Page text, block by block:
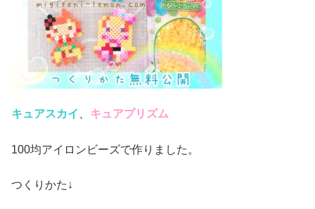
キュアスカイ キュアプリズム
100均アイロンビーズで作りました。
つくりかた↓